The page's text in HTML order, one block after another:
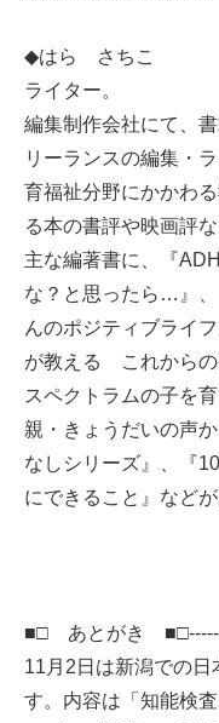
◆はら さちこ
ライター。
編集制作会社にて、
リーランスの編集・
育福祉分野にかかわ
る本の書評や映画評
主な編著書に、『
な？と思ったら…』
んのポジティブライ
が教える これからの
スペクトラムの子を
親・きょうだいの声
なしシリーズ』、『
にできること』などが
■□ あとがき
11月2日は新潟での
す。内容は「知能検